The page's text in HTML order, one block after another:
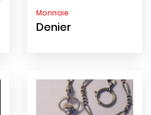
Monnaie
Denier